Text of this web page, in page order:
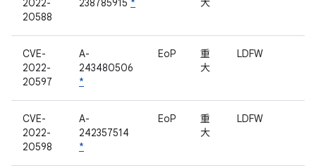
2022-
20588
238785915 * 大
CVE-
2022-
20597
A-
243480506
*
EoP
重
大
LDFW
CVE-
2022-
20598
A-
242357514
*
EoP
重
大
LDFW